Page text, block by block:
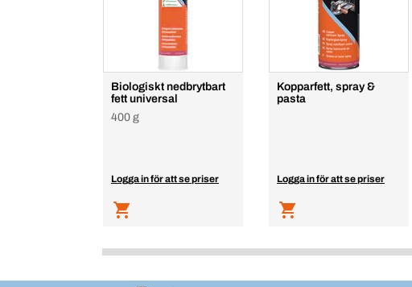
Biologiskt nedbrytbart
fett universal
400 g
Logga in för att se priser
Kopparfett, spray &
pasta
Logga in för att se priser